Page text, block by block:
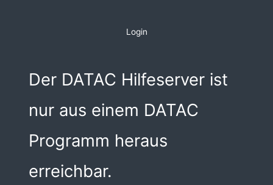
Login
Der DATAC Hilfeserver ist
nur aus einem DATAC
Programm heraus
erreichbar.